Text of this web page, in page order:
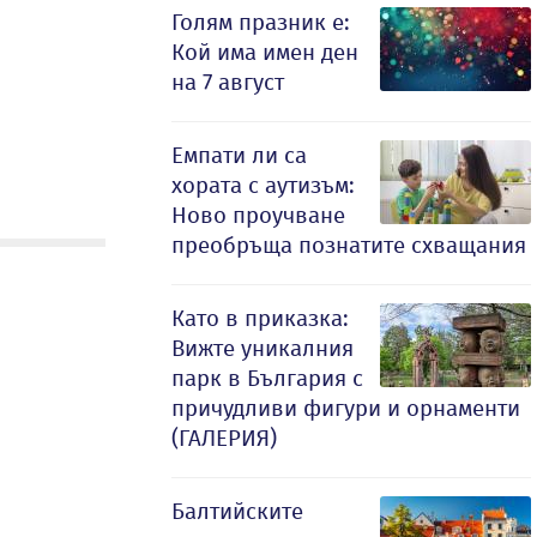
Голям празник е:
Кой има имен ден
на 7 август
Емпати ли са
хората с аутизъм:
Ново проучване
преобръща познатите схващания
Като в приказка:
Вижте уникалния
парк в България с
причудливи фигури и орнаменти
(ГАЛЕРИЯ)
Балтийските